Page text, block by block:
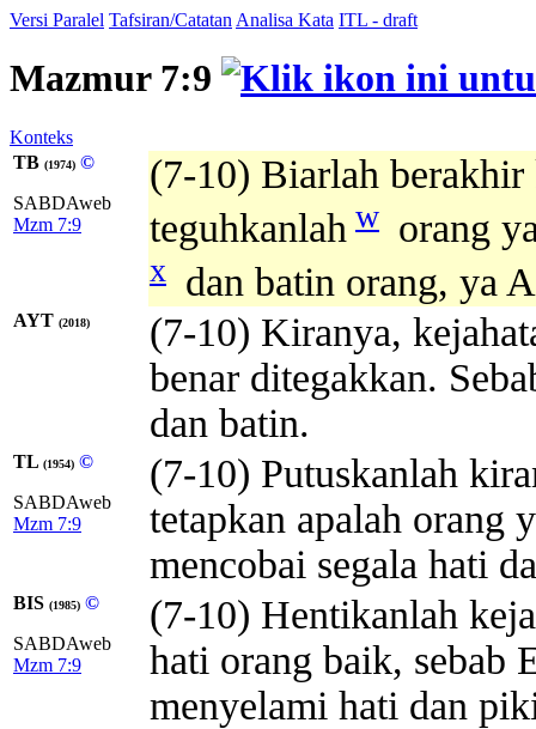
Versi Paralel Tafsiran/Catatan Analisa Kata ITL - draft
Mazmur 7:9
Konteks
TB (1974) ©
SABDAweb
Mzm 7:9
(7-10) Biarlah berakhir
teguhkanlah w orang
x dan batin orang, ya
AYT (2018)
(7-10) Kiranya,
benar ditegakkan.
dan batin.
TL (1954) ©
SABDAweb
Mzm 7:9
(7-10) Putuskanlah
tetapkan apalah orang
mencobai segala hati
BIS (1985) ©
SABDAweb
Mzm 7:9
(7-10) Hentikanlah
hati orang baik, sebab
menyelami hati dan